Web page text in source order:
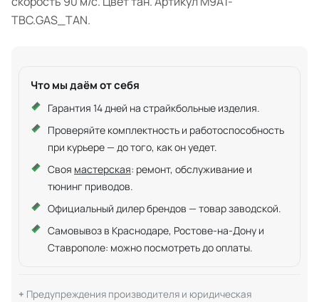
TBC.GAS_TAN.
Что мы даём от себя
Гарантия 14 дней на страйкбольные изделия.
Проверяйте комплектность и работоспособность
при курьере — до того, как он уедет.
Своя мастерская: ремонт, обслуживание и
тюнинг приводов.
Официальный дилер брендов — товар заводской.
Самовывоз в Краснодаре, Ростове-на-Дону и
Ставрополе: можно посмотреть до оплаты.
Предупреждения производителя и юридическая